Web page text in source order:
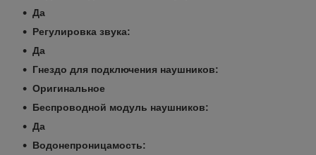
Да
Регулировка звука:
Да
Гнездо для подключения наушников:
Оригинальное
Беспроводной модуль наушников:
Да
Водонепроницамость: